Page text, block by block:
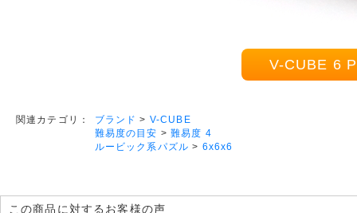
V-CUBE 6
関連カテゴリ： ブランド > V-CUBE
難易度の目安 >難易度 4
ルービック系パズル > 6x6x6
この商品に対するお客様の声